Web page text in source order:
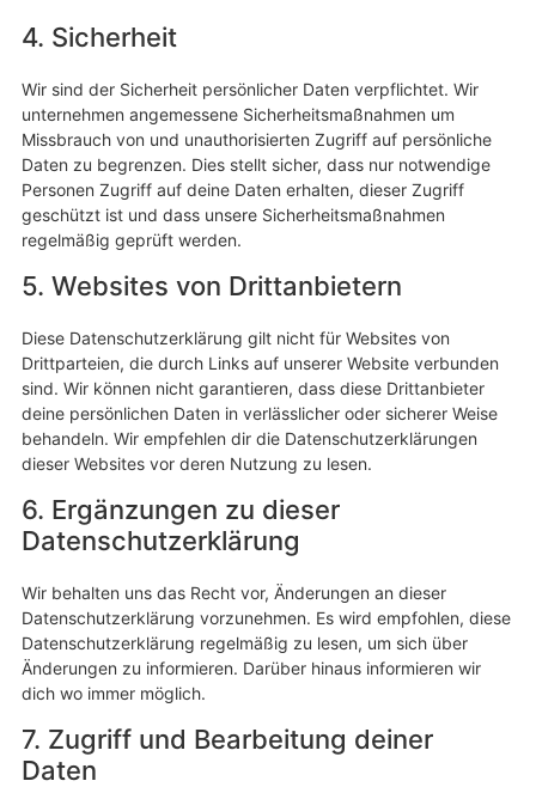
4. Sicherheit
Wir sind der Sicherheit persönlicher Daten verpflichtet. Wir
unternehmen angemessene Sicherheitsmaßnahmen um
Missbrauch von und unauthorisierten Zugriff auf persönliche
Daten zu begrenzen. Dies stellt sicher, dass nur notwendige
Personen Zugriff auf deine Daten erhalten, dieser Zugriff
geschützt ist und dass unsere Sicherheitsmaßnahmen
regelmäßig geprüft werden.
5. Websites von Drittanbietern
Diese Datenschutzerklärung gilt nicht für Websites von
Drittparteien, die durch Links auf unserer Website verbunden
sind. Wir können nicht garantieren, dass diese Drittanbieter
deine persönlichen Daten in verlässlicher oder sicherer Weise
behandeln. Wir empfehlen dir die Datenschutzerklärungen
dieser Websites vor deren Nutzung zu lesen.
6. Ergänzungen zu dieser
Datenschutzerklärung
Wir behalten uns das Recht vor, Änderungen an dieser
Datenschutzerklärung vorzunehmen. Es wird empfohlen, diese
Datenschutzerklärung regelmäßig zu lesen, um sich über
Änderungen zu informieren. Darüber hinaus informieren wir
dich wo immer möglich.
7. Zugriff und Bearbeitung deiner
Daten